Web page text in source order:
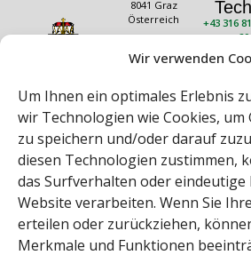
Wir verwenden
Um Ihnen ein optimales Erlebnis
wir Technologien wie Cookies,
zu speichern und/oder darauf
diesen Technologien zustimmen,
das Surfverhalten oder eindeutige
Website verarbeiten. Wenn Sie
erteilen oder zurückziehen,
Merkmale und Funktionen
8041 Graz
Österreich
Öffnungszeiten
Freitag: 08:00 –
14:30 Uhr
+43 316
20
Bei diesem Webshop handelt es sich um